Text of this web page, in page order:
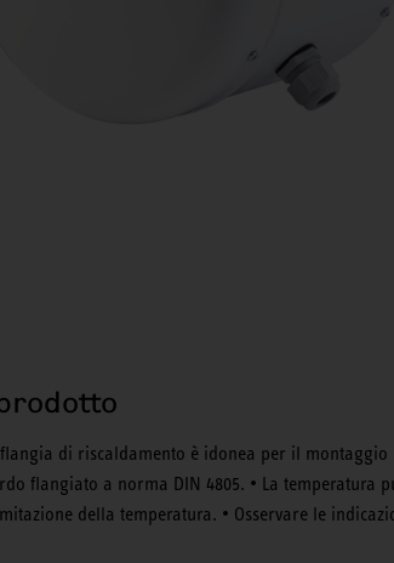
flangia di riscaldamento è idonea per il
flangiato a norma DIN 4805. • La temperatura
della temperatura. • Osservare le